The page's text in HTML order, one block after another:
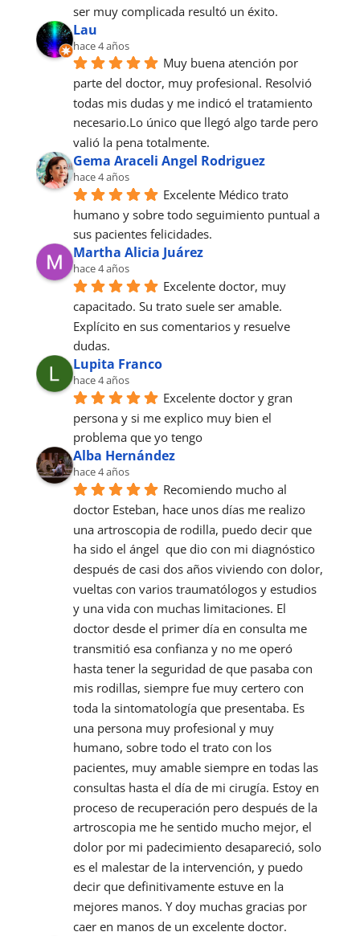
ser muy complicada resultó un éxito.
Lau
hace 4 años
Muy buena atención por
parte del doctor, muy profesional. Resolvió
todas mis dudas y me indicó el tratamiento
necesario.Lo único que llegó algo tarde pero
valió la pena totalmente.
Gema Araceli Angel Rodriguez
hace 4 años
Excelente Médico trato
humano y sobre todo seguimiento puntual a
sus pacientes felicidades.
Martha Alicia Juárez
hace 4 años
Excelente doctor, muy
capacitado. Su trato suele ser amable.
Explícito en sus comentarios y resuelve
dudas.
Lupita Franco
hace 4 años
Excelente doctor y gran
persona y si me explico muy bien el
problema que yo tengo
Alba Hernández
hace 4 años
Recomiendo mucho al
doctor Esteban, hace unos días me realizo
una artroscopia de rodilla, puedo decir que
ha sido el ángel  que dio con mi diagnóstico
después de casi dos años viviendo con dolor,
vueltas con varios traumatólogos y estudios
y una vida con muchas limitaciones. El
doctor desde el primer día en consulta me
transmitió esa confianza y no me operó
hasta tener la seguridad de que pasaba con
mis rodillas, siempre fue muy certero con
toda la sintomatología que presentaba. Es
una persona muy profesional y muy
humano, sobre todo el trato con los
pacientes, muy amable siempre en todas las
consultas hasta el día de mi cirugía. Estoy en
proceso de recuperación pero después de la
artroscopia me he sentido mucho mejor, el
dolor por mi padecimiento desapareció, solo
es el malestar de la intervención, y puedo
decir que definitivamente estuve en la
mejores manos. Y doy muchas gracias por
caer en manos de un excelente doctor.